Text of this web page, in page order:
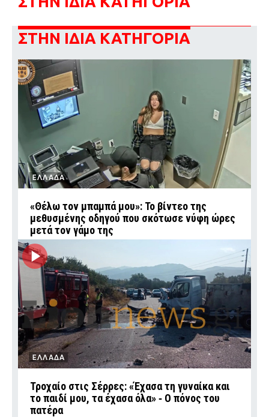
ΣΤΗΝ ΙΔΙΑ ΚΑΤΗΓΟΡΙΑ
ΕΛΛΑΔΑ
«Θέλω τον μπαμπά μου»: Το βίντεο της
μεθυσμένης οδηγού που σκότωσε νύφη ώρες
μετά τον γάμο της
ΕΛΛΑΔΑ
Τροχαίο στις Σέρρες: «Έχασα τη γυναίκα και
το παιδί μου, τα έχασα όλα» ‑ Ο πόνος του
πατέρα